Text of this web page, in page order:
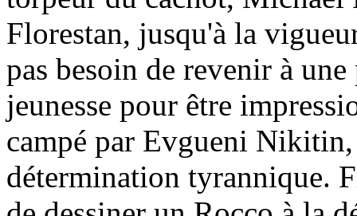
Florestan, jusqu'à la
pas besoin de revenir à
jeunesse pour être
campé par Evgueni Nikitin,
détermination tyrannique.